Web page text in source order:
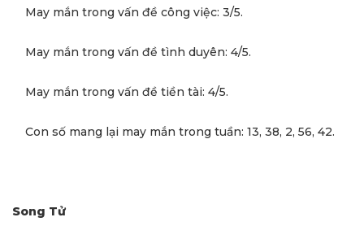
May mắn trong vấn đề công việc: 3/5.
May mắn trong vấn đề tình duyên: 4/5.
May mắn trong vấn đề tiền tài: 4/5.
Con số mang lại may mắn trong tuần: 13, 38, 2, 56, 42.
Song Tử